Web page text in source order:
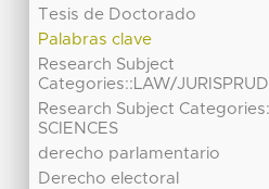
Tesis de Doctorado
Palabras clave
Research Subject
Categories::LAW/
Research Subject
SCIENCES
derecho parlamentario
Derecho electoral